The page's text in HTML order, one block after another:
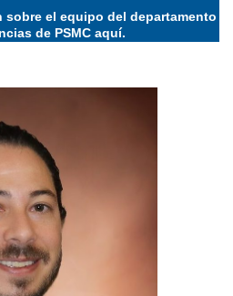
sobre el equipo del departamento
de PSMC aquí.